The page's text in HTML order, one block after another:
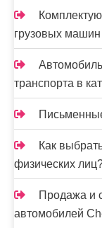
грузовых машин
транспорта в
Как
физических
Продажа и
автомобилей